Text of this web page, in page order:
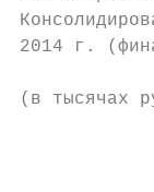
2014 г.
(в тысячах